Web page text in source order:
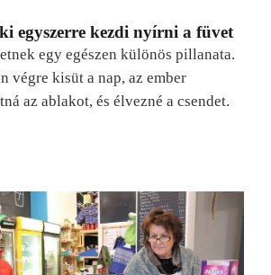
egyszerre kezdi nyírni a füvet
egy egészen különös pillanata.
végre kisüt a nap, az ember
az ablakot, és élvezné a csendet.